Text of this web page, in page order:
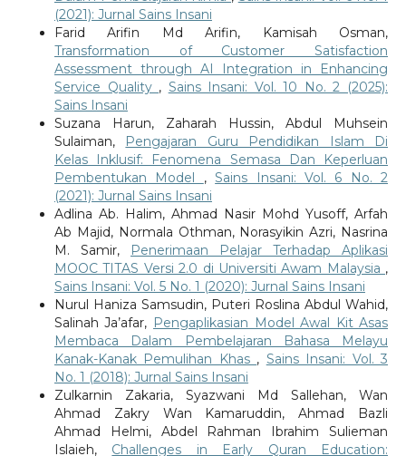
(2021): Jurnal Sains Insani
Farid Arifin Md Arifin, Kamisah Osman,
Transformation of Customer Satisfaction
Assessment through AI Integration in Enhancing
Service Quality , Sains Insani: Vol. 10 No. 2 (2025):
Sains Insani
Suzana Harun, Zaharah Hussin, Abdul Muhsein
Sulaiman, Pengajaran Guru Pendidikan Islam Di
Kelas Inklusif: Fenomena Semasa Dan Keperluan
Pembentukan Model ,Sains Insani: Vol. 6 No. 2
(2021): Jurnal Sains Insani
Adlina Ab. Halim, Ahmad Nasir Mohd Yusoff, Arfah
Ab Majid, Normala Othman, Norasyikin Azri, Nasrina
M. Samir,
Penerimaan Pelajar Terhadap Aplikasi
MOOC TITAS Versi 2.0 di Universiti Awam Malaysia ,
Sains Insani: Vol. 5 No. 1 (2020): Jurnal Sains Insani
Nurul Haniza Samsudin, Puteri Roslina Abdul Wahid,
Salinah Ja’afar, Pengaplikasian Model Awal Kit Asas
Membaca Dalam Pembelajaran Bahasa Melayu
Kanak-Kanak Pemulihan Khas , Sains Insani: Vol. 3
No. 1 (2018): Jurnal Sains Insani
Zulkarnin Zakaria, Syazwani Md Sallehan, Wan
Ahmad Zakry Wan Kamaruddin, Ahmad Bazli
Ahmad Helmi, Abdel Rahman Ibrahim Sulieman
Islaieh, Challenges in Early Quran Education: